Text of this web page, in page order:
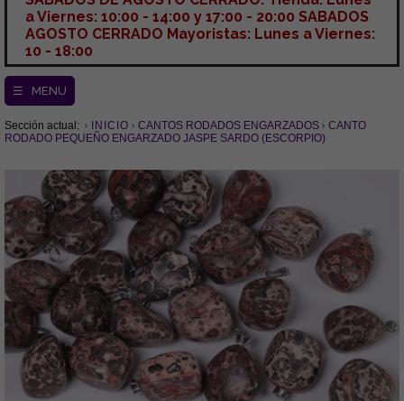
a Viernes: 10:00 - 14:00 y 17:00 - 20:00 SABADOS
AGOSTO CERRADO Mayoristas: Lunes a Viernes:
10 - 18:00
☰ MENU
Sección actual: INICIO CANTOS RODADOS ENGARZADOS
CANTO
RODADO PEQUEÑO ENGARZADO JASPE SARDO (ESCORPIO)